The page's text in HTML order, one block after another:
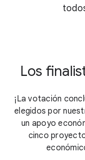
Los
¡La votación
elegidos por
un apoyo
cinco